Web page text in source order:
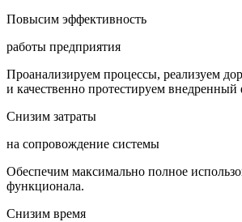
Повысим эффективность
работы предприятия
Проанализируем процессы, реализуем
и качественно протестируем
Снизим затраты
на сопровождение системы
Обеспечим максимально полное
функционала.
Снизим время